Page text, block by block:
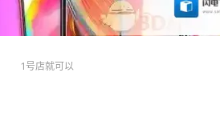
1号店就可以